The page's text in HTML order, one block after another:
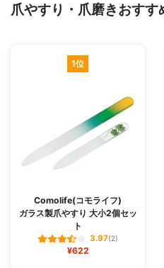
爪やすり・爪磨きおすす
1位
Comolife(コモライフ)
ガラス製爪やすり 大小2個セッ
ト
3.97(2)
¥622